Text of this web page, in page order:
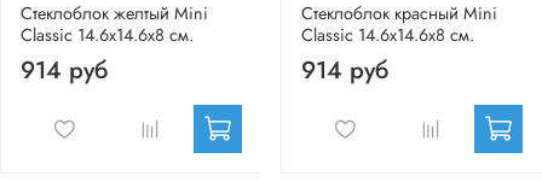
Стеклоблок желтый Mini
Classic 14.6x14.6x8 см.
914 руб
Стеклоблок красный Mini
Classic 14.6x14.6x8 см.
914 руб